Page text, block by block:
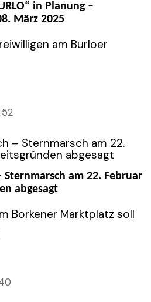
in Planung –
März 2025
am Burloer
Sternmarsch am 22. Februar
abgesagt
Borkener Marktplatz soll